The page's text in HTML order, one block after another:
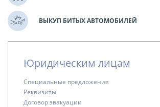
ВЫКУП БИТЫХ АВТОМОБИЛЕЙ
Юридическим лицам
Специальные предложения
Реквизиты
Договор эвакуации